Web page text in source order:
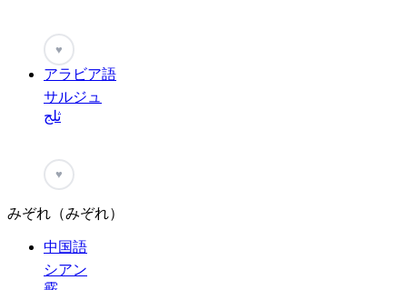
♥
アラビア語
サルジュ
ثلج
♥
みぞれ（みぞれ）
中国語
シアン